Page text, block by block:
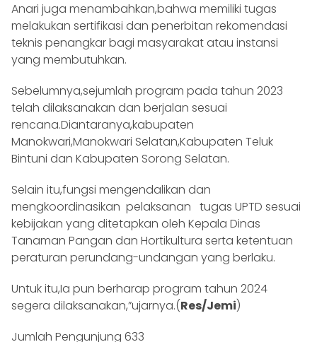
Anari juga menambahkan,bahwa memiliki tugas
melakukan sertifikasi dan penerbitan rekomendasi
teknis penangkar bagi masyarakat atau instansi
yang membutuhkan.
Sebelumnya,sejumlah program pada tahun 2023
telah dilaksanakan dan berjalan sesuai
rencana.Diantaranya,kabupaten
Manokwari,Manokwari Selatan,Kabupaten Teluk
Bintuni dan Kabupaten Sorong Selatan.
Selain itu,fungsi mengendalikan dan
mengkoordinasikan pelaksanan tugas UPTD sesuai
kebijakan yang ditetapkan oleh Kepala Dinas
Tanaman Pangan dan Hortikultura serta ketentuan
peraturan perundang-undangan yang berlaku.
Untuk itu,Ia pun berharap program tahun 2024
segera dilaksanakan,”ujarnya.(Res/Jemi)
Jumlah Pengunjung 633